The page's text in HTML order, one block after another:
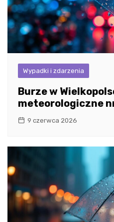
Wypadki i zdarzenia
Burze w
meteorologiczne
9 czerwca 2026